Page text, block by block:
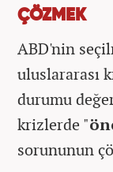
ÇÖZMEK
ABD'nin
uluslararası
durumu
krizlerde "
sorununun